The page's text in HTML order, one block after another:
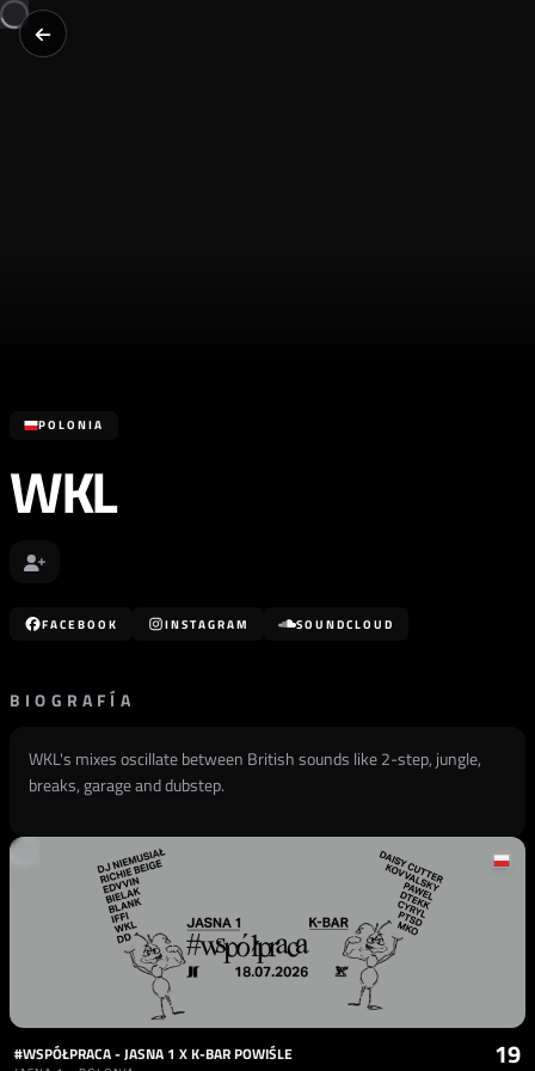
POLONIA
WKL
FACEBOOK INSTAGRAM SOUNDCLOUD
BIOGRAFÍA
WKL's mixes oscillate between British sounds like 2-step, jungle,
breaks, garage and dubstep.
#WSPÓŁPRACA - JASNA 1 X K-BAR POWIŚLE 19